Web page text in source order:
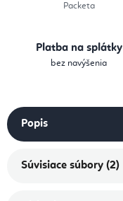
Packeta
Platba na splátky
bez navýšenia
Popis
Súvisiace súbory (2)